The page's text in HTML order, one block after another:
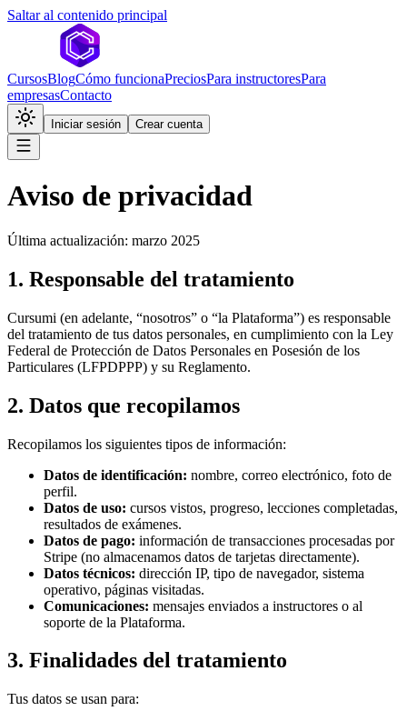
Saltar al contenido principal
CursosBlogCómo funcionaPreciosPara instructoresPara
empresasContacto
Iniciar sesión Crear cuenta
Aviso de privacidad
Última actualización: marzo 2025
1. Responsable del tratamiento
Cursumi (en adelante, “nosotros” o “la Plataforma”) es responsable
del tratamiento de tus datos personales, en cumplimiento con la Ley
Federal de Protección de Datos Personales en Posesión de los
Particulares (LFPDPPP) y su Reglamento.
2. Datos que recopilamos
Recopilamos los siguientes tipos de información:
Datos de identificación: nombre, correo electrónico, foto de
perfil.
Datos de uso: cursos vistos, progreso, lecciones completadas,
resultados de exámenes.
Datos de pago: información de transacciones procesadas por
Stripe (no almacenamos datos de tarjetas directamente).
Datos técnicos: dirección IP, tipo de navegador, sistema
operativo, páginas visitadas.
Comunicaciones: mensajes enviados a instructores o al
soporte de la Plataforma.
3. Finalidades del tratamiento
Tus datos se usan para: